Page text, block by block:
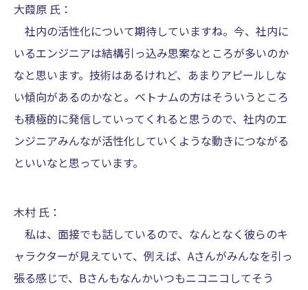
大葭原 氏：
社内の活性化について期待していますね。今、社内に
いるエンジニアは結構引っ込み思案なところが多いのか
なと思います。技術はあるけれど、あまりアピールしな
い傾向があるのかなと。ベトナムの方はそういうところ
も積極的に発信していってくれると思うので、社内のエ
ンジニアみんなが活性化していくような動きにつながる
といいなと思っています。
木村 氏：
私は、面接でも話しているので、なんとなく彼らのキ
ャラクターが見えていて、例えば、Aさんがみんなを引っ
張る感じで、Bさんもなんかいつもニコニコしてそう